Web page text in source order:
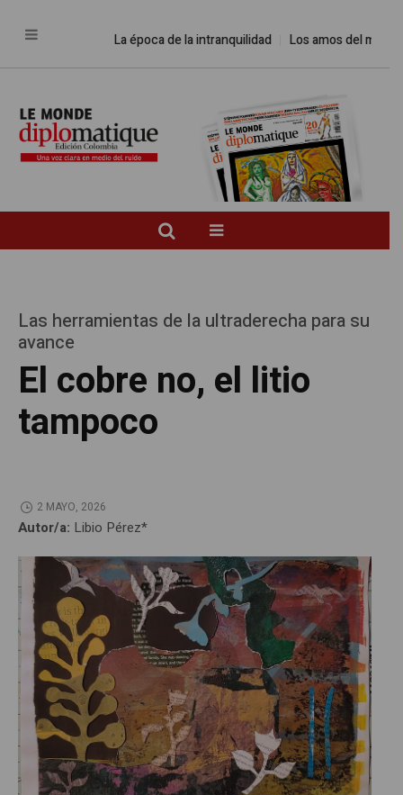
La época de la intranquilidad Los amos del mundo
Las herramientas de la ultraderecha para su
avance
El cobre no, el litio
tampoco
2 MAYO, 2026
Autor/a: Libio Pérez*